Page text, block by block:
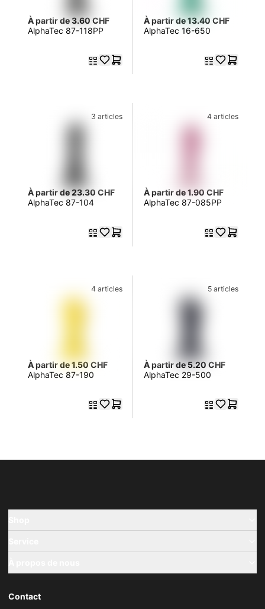
À partir de 3.60 CHF
AlphaTec 87-118PP
À partir de 13.40 CHF
AlphaTec 16-650
3 articles
À partir de 23.30 CHF
AlphaTec 87-104
4 articles
À partir de 1.90 CHF
AlphaTec 87-085PP
4 articles
À partir de 1.50 CHF
AlphaTec 87-190
5 articles
À partir de 5.20 CHF
AlphaTec 29-500
Contact